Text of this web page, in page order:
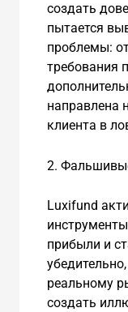
создать
пытается
проблемы:
требования
направлена
клиента в
2.
Luxifund
прибыли и
реальному
создать